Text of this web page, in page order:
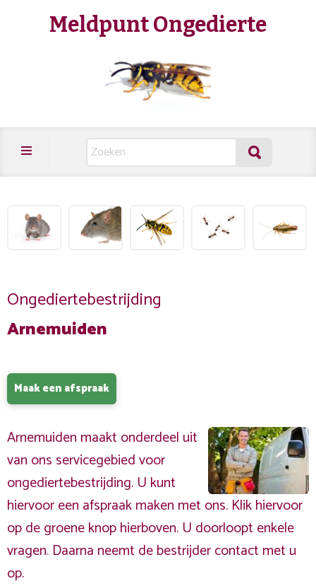
Meldpunt Ongedierte
Ongediertebestrijding
Arnemuiden
Maak een afspraak
Arnemuiden maakt onderdeel uit
van ons servicegebied voor
ongediertebestrijding. U kunt
hiervoor een afspraak maken met ons. Klik hiervoor
op de groene knop hierboven. U doorloopt enkele
vragen. Daarna neemt de bestrijder contact met u
op.